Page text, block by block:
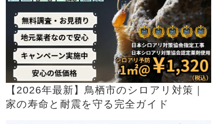
【2026年最新】鳥栖市のシロアリ対策｜
家の寿命と耐震を守る完全ガイド